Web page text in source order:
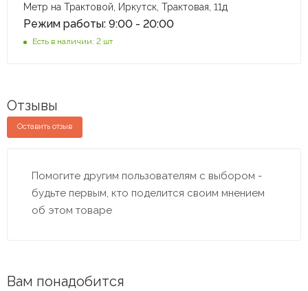
Метр на Трактовой, Иркутск, Трактовая, 11д
Режим работы: 9:00 - 20:00
Есть в наличии: 2 шт
Отзывы
Оставить отзыв
Помогите другим пользователям с выбором -
будьте первым, кто поделится своим мнением
об этом товаре
Вам понадобится